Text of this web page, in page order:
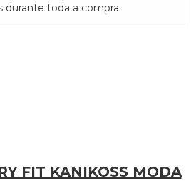
durante toda a compra.
FIT KANIKOSS MODA